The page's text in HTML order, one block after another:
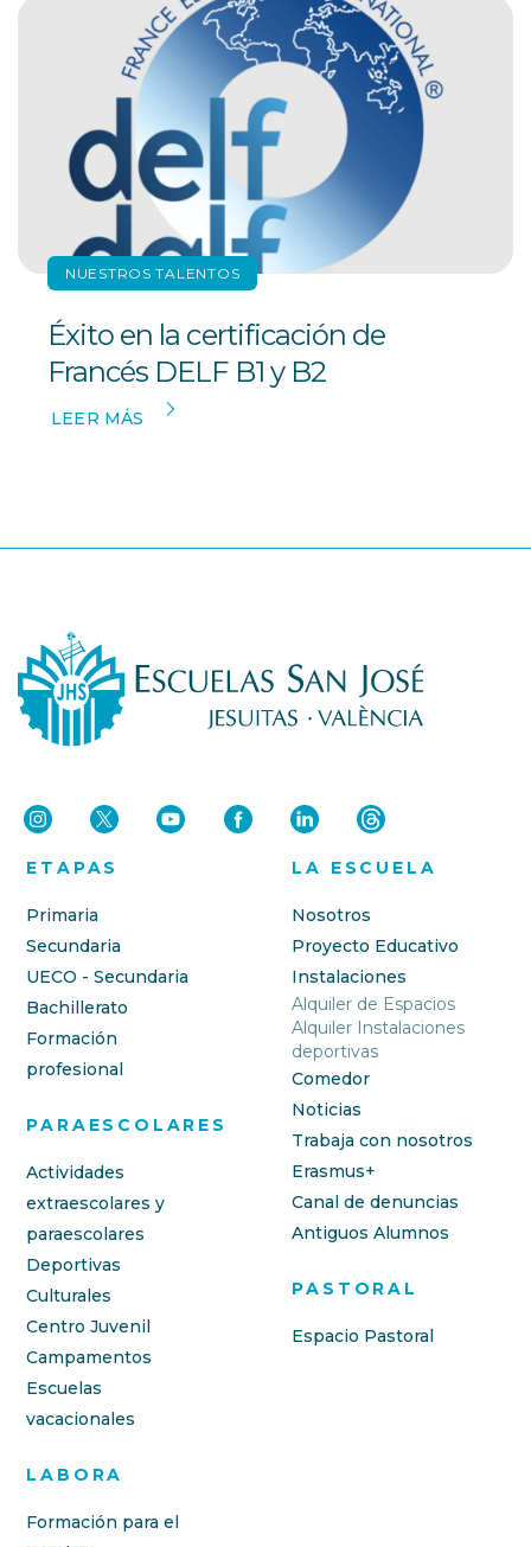
NUESTROS TALENTOS
Éxito en la certificación de
Francés DELF B1 y B2
LEER MÁS
ETAPAS
Primaria
Secundaria
UECO - Secundaria
Bachillerato
Formación
profesional
PARAESCOLARES
Actividades
extraescolares y
paraescolares
Deportivas
Culturales
Centro Juvenil
Campamentos
Escuelas
vacacionales
LABORA
Formación para el
LA ESCUELA
Nosotros
Proyecto Educativo
Instalaciones
Alquiler de Espacios
Alquiler Instalaciones
deportivas
Comedor
Noticias
Trabaja con nosotros
Erasmus+
Canal de denuncias
Antiguos Alumnos
PASTORAL
Espacio Pastoral